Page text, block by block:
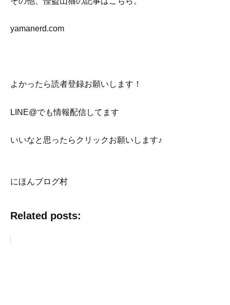
yamanerd.com
よかったら読者登録お願いします！
LINE@でも情報配信してます
いいなと思ったらクリックお願いします♪
にほんブログ村
Related posts: